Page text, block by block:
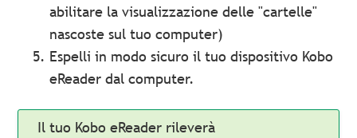
abilitare la visualizzazione delle "cartelle"
nascoste sul tuo computer)
Espelli in modo sicuro il tuo dispositivo Kobo
eReader dal computer.
Il tuo Kobo eReader rileverà